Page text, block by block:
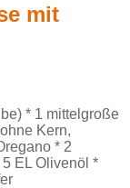
mit
* 1 mittelgroße
Kern,
* 2
EL Olivenöl *